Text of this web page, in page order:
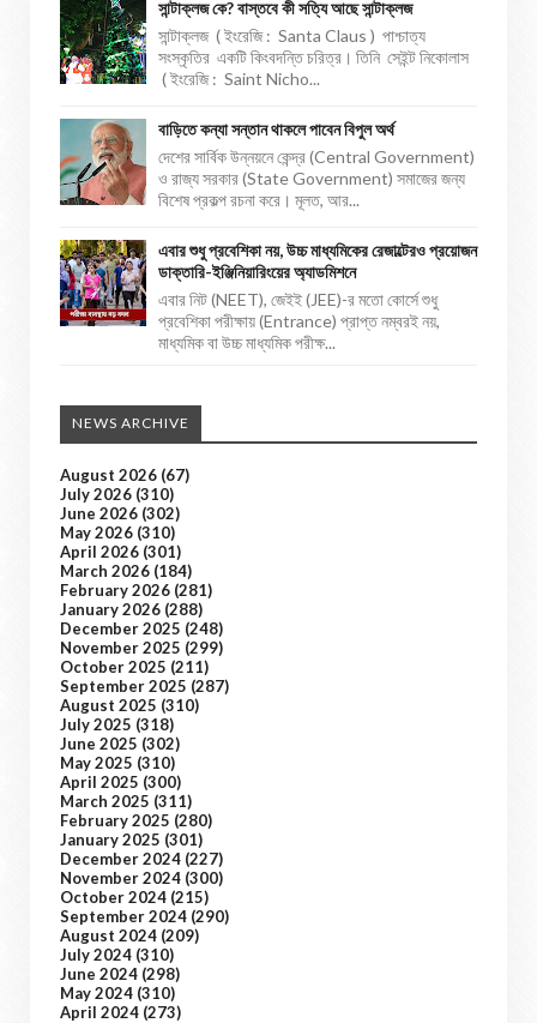
সান্টাক্লজ কে? বাস্তবে কী সত্যি আছে সান্টাক্লজ
সান্টাক্লজ ( ইংরেজি : Santa Claus ) পাশ্চাত্য
সংস্কৃতির একটি কিংবদন্তি চরিত্র। তিনি সেইন্ট নিকোলাস
( ইংরেজি : Saint Nicho...
বাড়িতে কন্যা সন্তান থাকলে পাবেন বিপুল অর্থ
দেশের সার্বিক উন্নয়নে কেন্দ্র (Central Government)
ও রাজ্য সরকার (State Government) সমাজের জন্য
বিশেষ প্রকল্প রচনা করে। মূলত, আর...
এবার শুধু প্রবেশিকা নয়, উচ্চ মাধ্যমিকের রেজাল্টেরও প্রয়োজন
ডাক্তারি-ইঞ্জিনিয়ারিংয়ের অ্যাডমিশনে
এবার নিট (NEET), জেইই (JEE)-র মতো কোর্সে শুধু
প্রবেশিকা পরীক্ষায় (Entrance) প্রাপ্ত নম্বরই নয়,
মাধ্যমিক বা উচ্চ মাধ্যমিক পরীক্ষ...
NEWS ARCHIVE
August 2026 (67)
July 2026 (310)
June 2026 (302)
May 2026 (310)
April 2026 (301)
March 2026 (184)
February 2026 (281)
January 2026 (288)
December 2025 (248)
November 2025 (299)
October 2025 (211)
September 2025 (287)
August 2025 (310)
July 2025 (318)
June 2025 (302)
May 2025 (310)
April 2025 (300)
March 2025 (311)
February 2025 (280)
January 2025 (301)
December 2024 (227)
November 2024 (300)
October 2024 (215)
September 2024 (290)
August 2024 (209)
July 2024 (310)
June 2024 (298)
May 2024 (310)
April 2024 (273)